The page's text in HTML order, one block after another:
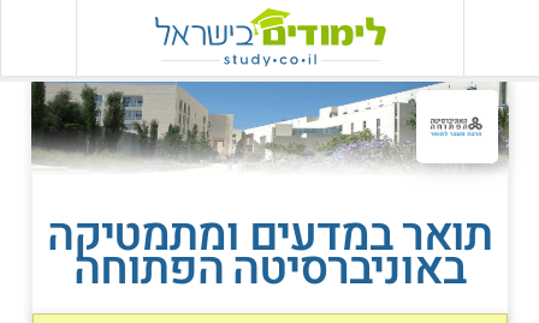
תואר במדעים ומתמטיקה
באוניברסיטה הפתוחה